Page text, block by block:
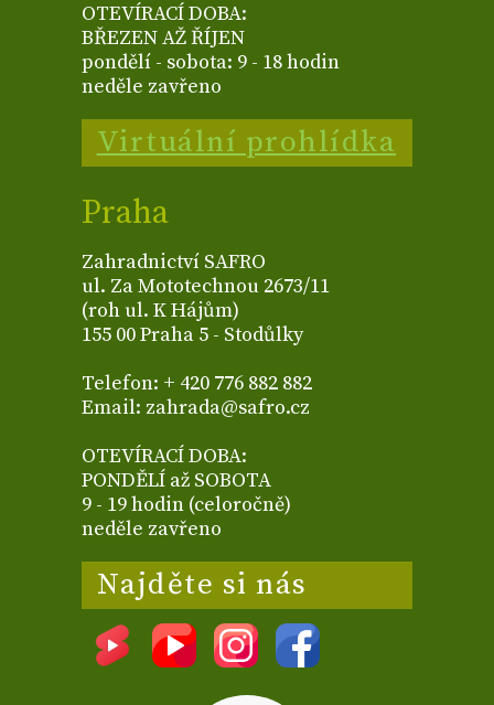
OTEVÍRACÍ DOBA:
BŘEZEN AŽ ŘÍJEN
pondělí - sobota: 9 - 18 hodin
neděle zavřeno
Virtuální prohlídka
Praha
Zahradnictví SAFRO
ul. Za Mototechnou 2673/11
(roh ul. K Hájům)
155 00 Praha 5 - Stodůlky
Telefon: + 420 776 882 882
Email: zahrada@safro.cz
OTEVÍRACÍ DOBA:
PONDĚLÍ až SOBOTA
9 - 19 hodin (celoročně)
neděle zavřeno
Najděte si nás